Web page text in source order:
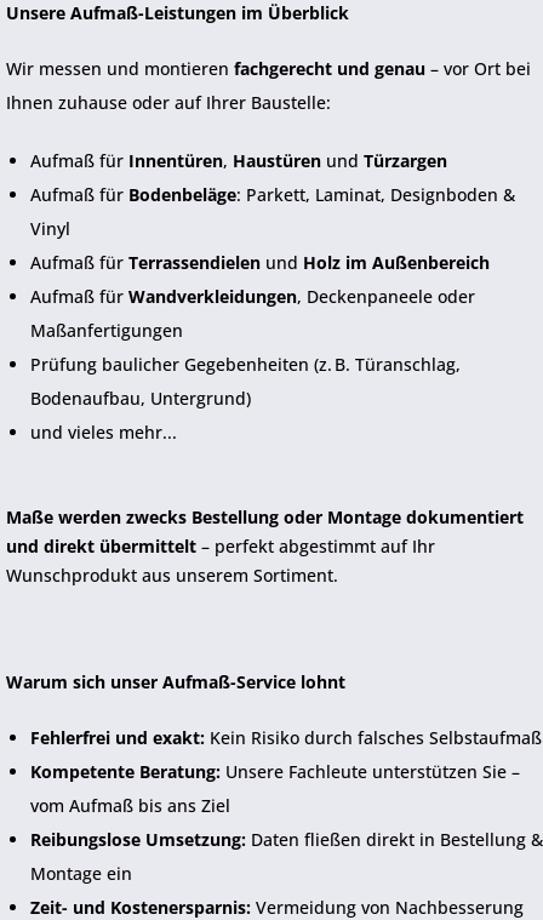
Unsere Aufmaß-Leistungen im Überblick
Wir messen und montieren fachgerecht und genau – vor Ort bei
Ihnen zuhause oder auf Ihrer Baustelle:
Aufmaß für Innentüren, Haustüren und Türzargen
Aufmaß für Bodenbeläge: Parkett, Laminat, Designboden &
Vinyl
Aufmaß für Terrassendielen und Holz im Außenbereich
Aufmaß für Wandverkleidungen, Deckenpaneele oder
Maßanfertigungen
Prüfung baulicher Gegebenheiten (z. B. Türanschlag,
Bodenaufbau, Untergrund)
und vieles mehr...
Maße werden zwecks Bestellung oder Montage dokumentiert
und direkt übermittelt – perfekt abgestimmt auf Ihr
Wunschprodukt aus unserem Sortiment.
Warum sich unser Aufmaß-Service lohnt
Fehlerfrei und exakt: Kein Risiko durch falsches Selbstaufmaß
Kompetente Beratung: Unsere Fachleute unterstützen Sie –
vom Aufmaß bis ans Ziel
Reibungslose Umsetzung: Daten fließen direkt in Bestellung &
Montage ein
Zeit- und Kostenersparnis: Vermeidung von Nachbesserung